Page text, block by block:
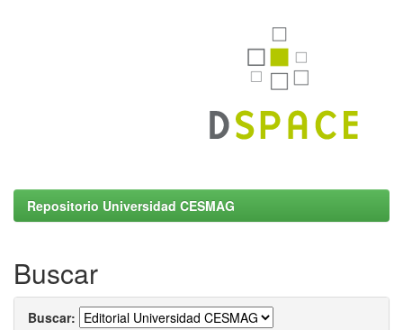
Repositorio Universidad CESMAG
Buscar
Buscar: